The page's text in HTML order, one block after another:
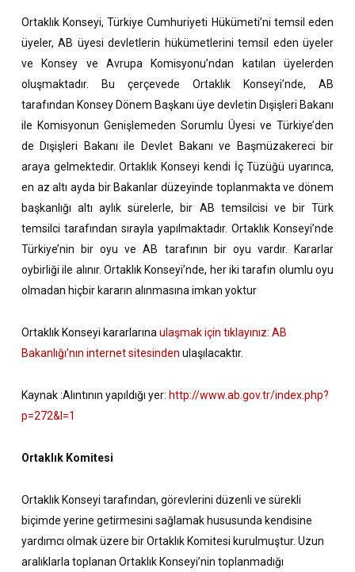
Ortaklık Konseyi, Türkiye Cumhuriyeti Hükümeti’ni temsil eden
üyeler, AB üyesi devletlerin hükümetlerini temsil eden üyeler
ve Konsey ve Avrupa Komisyonu’ndan katılan üyelerden
oluşmaktadır. Bu çerçevede Ortaklık Konseyi’nde, AB
tarafından Konsey Dönem Başkanı üye devletin Dışişleri Bakanı
ile Komisyonun Genişlemeden Sorumlu Üyesi ve Türkiye’den
de Dışişleri Bakanı ile Devlet Bakanı ve Başmüzakereci bir
araya gelmektedir. Ortaklık Konseyi kendi İç Tüzüğü uyarınca,
en az altı ayda bir Bakanlar düzeyinde toplanmakta ve dönem
başkanlığı altı aylık sürelerle, bir AB temsilcisi ve bir Türk
temsilci tarafından sırayla yapılmaktadır. Ortaklık Konseyi’nde
Türkiye’nin bir oyu ve AB tarafının bir oyu vardır. Kararlar
oybirliği ile alınır. Ortaklık Konseyi’nde, her iki tarafın olumlu oyu
olmadan hiçbir kararın alınmasına imkan yoktur
Ortaklık Konseyi kararlarına ulaşmak için tıklayınız: AB
Bakanlığı’nın internet sitesinden ulaşılacaktır.
Kaynak :Alıntının yapıldığı yer: http://www.ab.gov.tr/index.php?
p=272&l=1
Ortaklık Komitesi
Ortaklık Konseyi tarafından, görevlerini düzenli ve sürekli
biçimde yerine getirmesini sağlamak hususunda kendisine
yardımcı olmak üzere bir Ortaklık Komitesi kurulmuştur. Uzun
aralıklarla toplanan Ortaklık Konseyi’nin toplanmadığı